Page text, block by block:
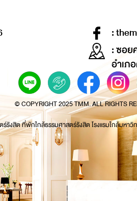
:
: ซอย
อำเภ
© COPYRIGHT 2025 TMM. ALL RIGHTS
ร์รังสิต ที่พักใกล้ธรรมศาสตร์รังสิต โรงแรมใกล้มหา